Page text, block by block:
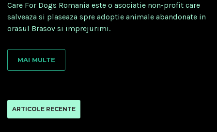
Care For Dogs Romania este o asociatie non-profit care
salveaza si plaseaza spre adoptie animale abandonate in
orasul Brasov si imprejurimi.
MAI MULTE
ARTICOLE RECENTE